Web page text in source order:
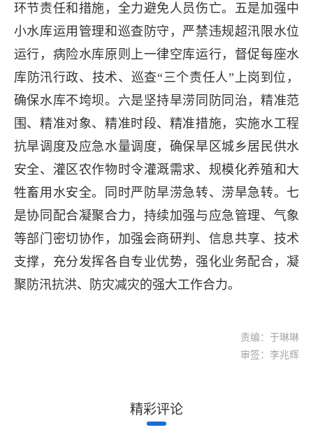
环节责任和措施，全力避免人员伤亡。五是加强中
小水库运用管理和巡查防守，严禁违规超汛限水位
运行，病险水库原则上一律空库运行，督促每座水
库防汛行政、技术、巡查“三个责任人”上岗到位，
确保水库不垮坝。六是坚持旱涝同防同治，精准范
围、精准对象、精准时段、精准措施，实施水工程
抗旱调度及应急水量调度，确保旱区城乡居民供水
安全、灌区农作物时令灌溉需求、规模化养殖和大
牲畜用水安全。同时严防旱涝急转、涝旱急转。七
是协同配合凝聚合力，持续加强与应急管理、气象
等部门密切协作，加强会商研判、信息共享、技术
支撑，充分发挥各自专业优势，强化业务配合，凝
聚防汛抗洪、防灾减灾的强大工作合力。
责编：于琳琳
审签：李兆辉
精彩评论